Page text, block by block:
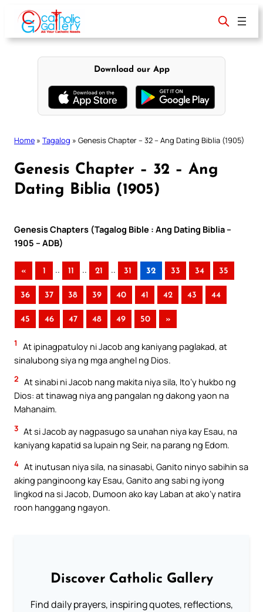
content
Download our App
Home » Tagalog » Genesis Chapter – 32 – Ang Dating Biblia (1905)
Genesis Chapter – 32 – Ang
Dating Biblia (1905)
Genesis Chapters (Tagalog Bible : Ang Dating Biblia –
1905 – ADB)
« 1 .. 11 .. 21 .. 31 32 33 34 35
36 37 38 39 40 41 42 43 44
45 46 47 48 49 50 »
1
At ipinagpatuloy ni Jacob ang kaniyang paglakad, at
sinalubong siya ng mga anghel ng Dios.
2 At sinabi ni Jacob nang makita niya sila, Ito’y hukbo ng
Dios: at tinawag niya ang pangalan ng dakong yaon na
Mahanaim.
3 At si Jacob ay nagpasugo sa unahan niya kay Esau, na
kaniyang kapatid sa lupain ng Seir, na parang ng Edom.
4 At inutusan niya sila, na sinasabi, Ganito ninyo sabihin sa
aking panginoong kay Esau, Ganito ang sabi ng iyong
lingkod na si Jacob, Dumoon ako kay Laban at ako’y natira
roon hanggang ngayon.
Discover Catholic Gallery
Find daily prayers, inspiring quotes, reflections,